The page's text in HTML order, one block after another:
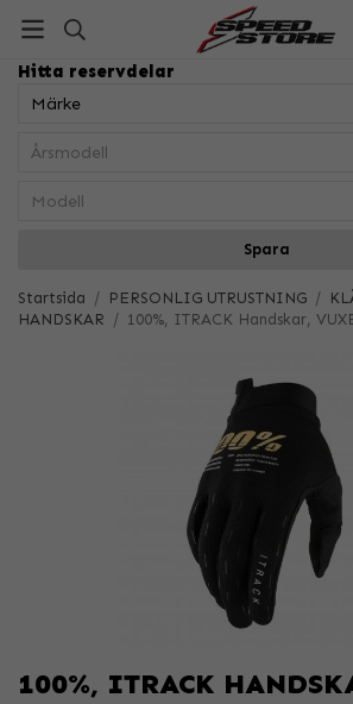
Hitta reservdelar
Spara
Startsida / PERSONLIG UTRUSTNING /
HANDSKAR / 100%, ITRACK Handskar,
100%, ITRACK